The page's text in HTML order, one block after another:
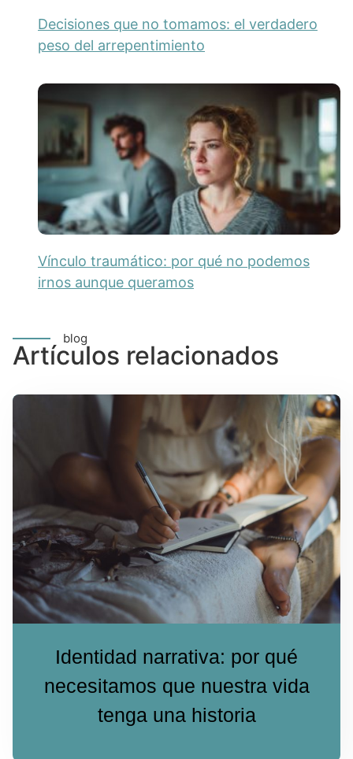
Decisiones que no tomamos: el verdadero
peso del arrepentimiento
Vínculo traumático: por qué no podemos
irnos aunque queramos
blog
Artículos relacionados
Identidad narrativa: por qué
necesitamos que nuestra vida
tenga una historia